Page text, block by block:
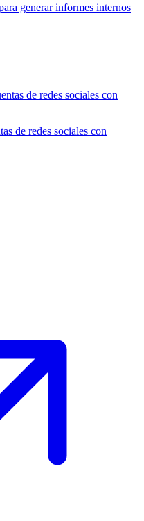
generar informes internos
de redes sociales con